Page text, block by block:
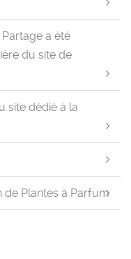
a été
du site de
site dédié à la
Plantes à Parfum